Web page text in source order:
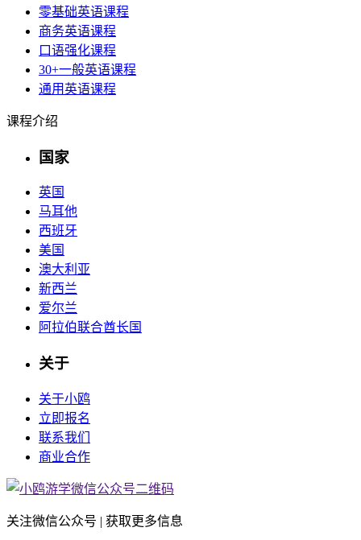
零基础英语课程
商务英语课程
口语强化课程
30+一般英语课程
通用英语课程
课程介绍
国家
英国
马耳他
西班牙
美国
澳大利亚
新西兰
爱尔兰
阿拉伯联合酋长国
关于
关于小鸥
立即报名
联系我们
商业合作
关注微信公众号 | 获取更多信息